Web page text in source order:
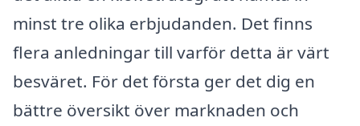
minst tre olika erbjudanden. Det finns
flera anledningar till varför detta är värt
besväret. För det första ger det dig en
bättre översikt över marknaden och